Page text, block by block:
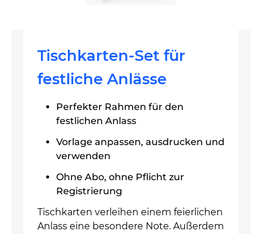
Tischkarten-Set für
festliche Anlässe
Perfekter Rahmen für den
festlichen Anlass
Vorlage anpassen, ausdrucken und
verwenden
Ohne Abo, ohne Pflicht zur
Registrierung
Tischkarten verleihen einem feierlichen
Anlass eine besondere Note. Außerdem